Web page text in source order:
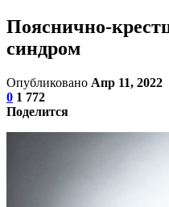
Пояснично-
синдром
Опубликовано Апр 11, 2022
0 1 772
Поделится